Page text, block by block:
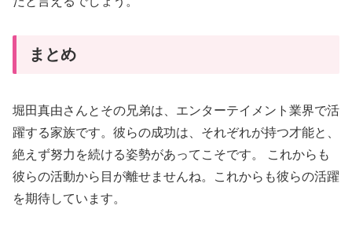
まとめ
堀田真由さんとその兄弟は、エンターテイメント業界で活
躍する家族です。彼らの成功は、それぞれが持つ才能と、
絶えず努力を続ける姿勢があってこそです。 これからも
彼らの活動から目が離せませんね。これからも彼らの活躍
を期待しています。